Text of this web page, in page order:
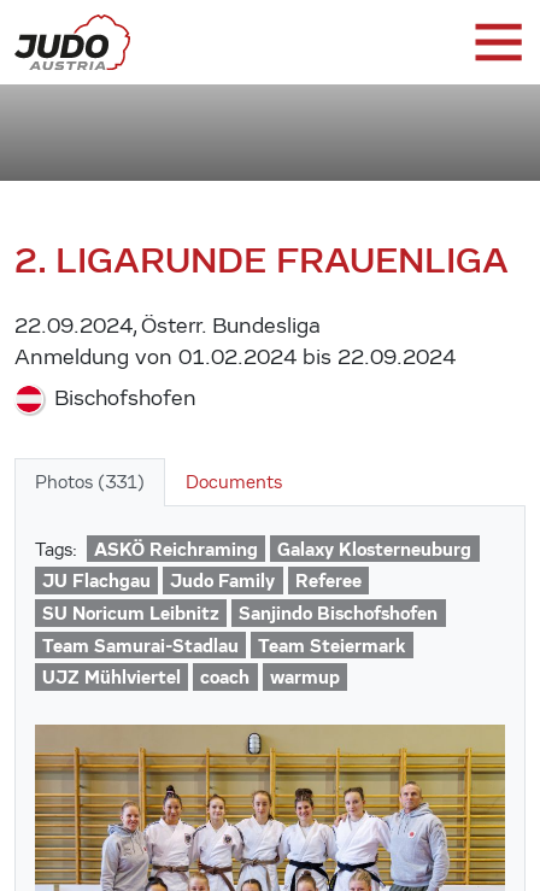
2. LIGARUNDE FRAUENLIGA
22.09.2024, Österr. Bundesliga
Anmeldung von 01.02.2024 bis 22.09.2024
Bischofshofen
Photos (331) Documents
Tags: ASKÖ Reichraming
Galaxy Klosterneuburg
JU Flachgau
Judo Family
Referee
SU Noricum Leibnitz
Sanjindo Bischofshofen
Team Samurai-Stadlau
Team Steiermark
UJZ Mühlviertel
coach warmup